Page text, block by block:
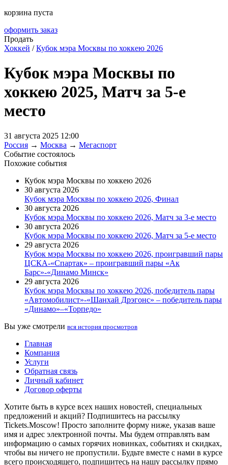
корзина пуста
оформить заказ
Продать
Хоккей /Кубок мэра Москвы по хоккею 2026
Кубок мэра Москвы по
хоккею 2025, Матч за 5-е
место
31 августа 2025 12:00
Россия → Москва → Мегаспорт
Событие состоялось
Похожие события
Кубок мэра Москвы по хоккею 2026
30 августа 2026
Кубок мэра Москвы по хоккею 2026, Финал
30 августа 2026
Кубок мэра Москвы по хоккею 2026, Матч за 3-е место
30 августа 2026
Кубок мэра Москвы по хоккею 2026, Матч за 5-е место
29 августа 2026
Кубок мэра Москвы по хоккею 2026, проигравший пары
ЦСКА-«Спартак» – проигравший пары «Ак
Барс»-«Динамо Минск»
29 августа 2026
Кубок мэра Москвы по хоккею 2026, победитель пары
«Автомобилист»-«Шанхай Дрэгонс» – победитель пары
«Динамо»–«Торпедо»
Вы уже смотрели вся история просмотров
Главная
Компания
Услуги
Обратная связь
Личный кабинет
Договор оферты
Хотите быть в курсе всех наших новостей, специальных
предложений и акций? Подпишитесь на рассылку
Tickets.Moscow! Просто заполните форму ниже, указав ваше
имя и адрес электронной почты. Мы будем отправлять вам
информацию о самых горячих новинках, событиях и скидках,
чтобы вы ничего не пропустили. Будьте вместе с нами в курсе
всего происходящего, подпишитесь на нашу рассылку прямо